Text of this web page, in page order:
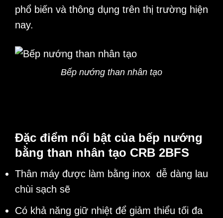
phổ biến và thông dụng trên thị trường hiện
nay.
Bếp nướng than nhân tạo
Đặc điểm nổi bật của bếp nướng
bằng than nhân tạo CRB 2BFS
Thân máy được làm bằng inox dễ dàng lau
chùi sạch sẽ
Có khả năng giữ nhiệt để giảm thiểu tối đa